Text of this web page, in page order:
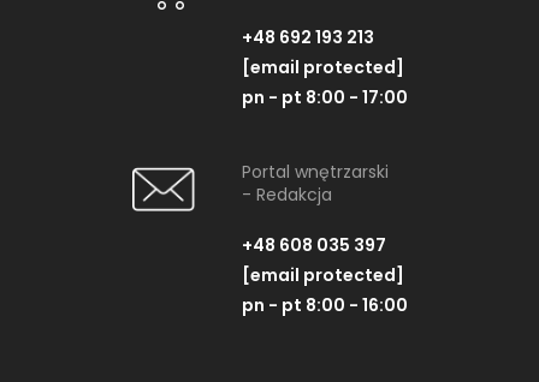
+48 692 193 213
[email protected]
pn - pt 8:00 - 17:00
Portal wnętrzarski
- Redakcja
+48 608 035 397
[email protected]
pn - pt 8:00 - 16:00